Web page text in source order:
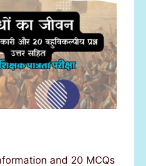
and 20 MCQs